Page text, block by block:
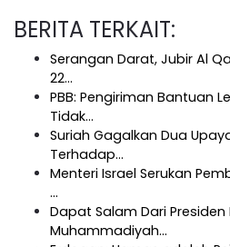
BERITA TERKAIT:
Serangan Darat, Jubir Al
22…
PBB: Pengiriman Bantuan
Tidak…
Suriah Gagalkan Dua
Terhadap…
Menteri Israel Serukan
…
Dapat Salam Dari Presiden
Muhammadiyah…